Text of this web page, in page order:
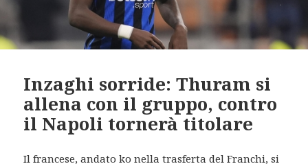
Inzaghi sorride: Thuram si
allena con il gruppo, contro
il Napoli tornerà titolare
Il francese, andato ko nella trasferta del Franchi, si